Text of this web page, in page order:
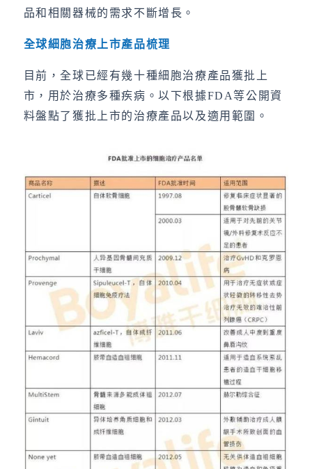
品和相關器械的需求不斷增長。
全球細胞治療上市產品梳理
目前，全球已經有幾十種細胞治療產品獲批上
市，用於治療多種疾病。以下根據FDA等公開資
料盤點了獲批上市的治療產品以及適用範圍。